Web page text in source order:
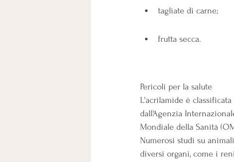
tagliate di carne;
frutta secca.
Pericoli per la salute
L'acrilamide è classificata
dall'Agenzia
Mondiale della Sanità
Numerosi studi su
diversi organi, come i